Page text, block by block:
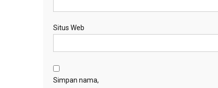
Situs Web
Simpan nama,